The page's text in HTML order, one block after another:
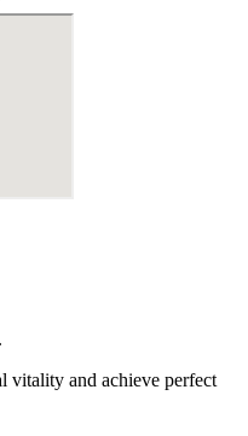
vitality and achieve perfect